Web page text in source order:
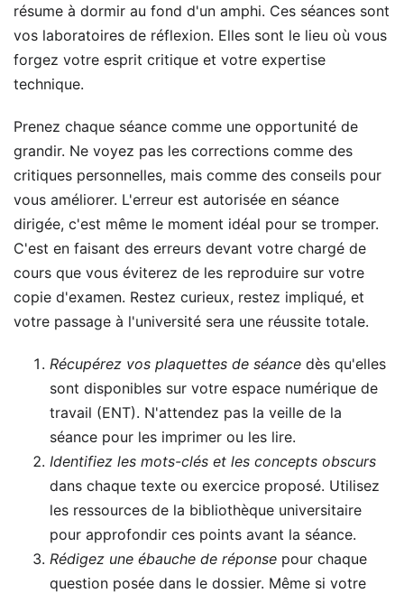
résume à dormir au fond d'un amphi. Ces séances sont
vos laboratoires de réflexion. Elles sont le lieu où vous
forgez votre esprit critique et votre expertise
technique.
Prenez chaque séance comme une opportunité de
grandir. Ne voyez pas les corrections comme des
critiques personnelles, mais comme des conseils pour
vous améliorer. L'erreur est autorisée en séance
dirigée, c'est même le moment idéal pour se tromper.
C'est en faisant des erreurs devant votre chargé de
cours que vous éviterez de les reproduire sur votre
copie d'examen. Restez curieux, restez impliqué, et
votre passage à l'université sera une réussite totale.
Récupérez vos plaquettes de séance dès qu'elles
sont disponibles sur votre espace numérique de
travail (ENT). N'attendez pas la veille de la
séance pour les imprimer ou les lire.
Identifiez les mots-clés et les concepts obscurs
dans chaque texte ou exercice proposé. Utilisez
les ressources de la bibliothèque universitaire
pour approfondir ces points avant la séance.
Rédigez une ébauche de réponse pour chaque
question posée dans le dossier. Même si votre